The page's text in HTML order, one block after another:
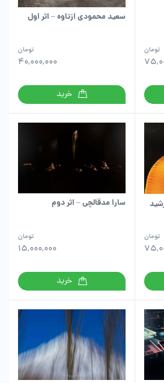
تومان
سعید محمودی ازتاوه – اثر اول
40,000,000
تومان
خرید
تومان
سارا مدقالچی – اثر دوم
15,000,000
تومان
خرید